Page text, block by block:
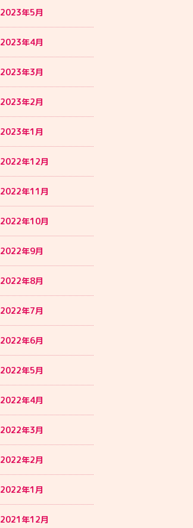
2023年5月
2023年4月
2023年3月
2023年2月
2023年1月
2022年12月
2022年11月
2022年10月
2022年9月
2022年8月
2022年7月
2022年6月
2022年5月
2022年4月
2022年3月
2022年2月
2022年1月
2021年12月